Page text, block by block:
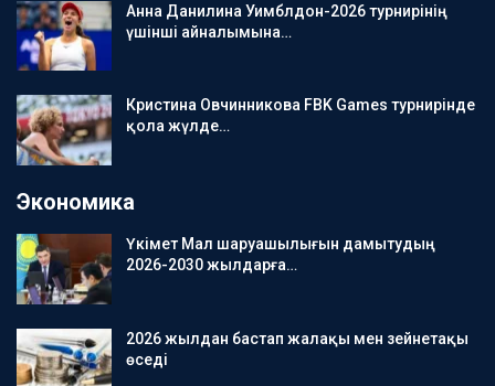
Анна Данилина Уимблдон-2026 турнирінің
үшінші айналымына…
Кристина Овчинникова FBK Games турнирінде
қола жүлде…
Экономика
Үкімет Мал шаруашылығын дамытудың
2026-2030 жылдарға…
2026 жылдан бастап жалақы мен зейнетақы
өседі